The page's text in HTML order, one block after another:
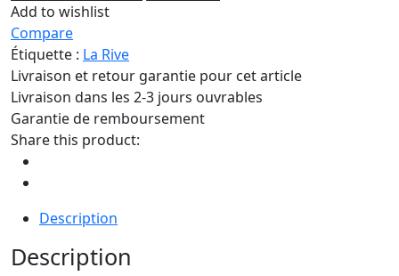
Add to wishlist
Compare
Étiquette : La Rive
Livraison et retour garantie pour cet article
Livraison dans les 2-3 jours ouvrables
Garantie de remboursement
Share this product:
Description
Description